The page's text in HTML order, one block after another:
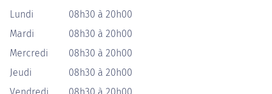
Lundi
08h30 à 20h00
Mardi
08h30 à 20h00
Mercredi
08h30 à 20h00
Jeudi
08h30 à 20h00